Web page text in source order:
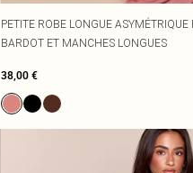
PETITE ROBE LONGUE
BARDOT ET MANCHES LONGUES
38,00 €